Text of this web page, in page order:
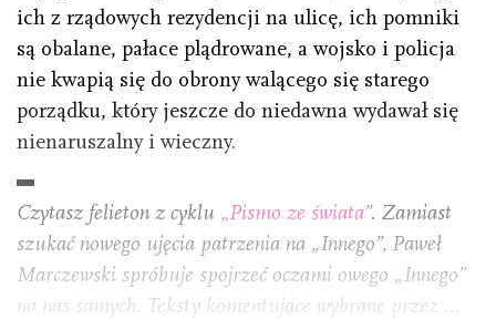
ich z rządowych rezydencji na ulicę, ich pomniki
są obalane, pałace plądrowane, a wojsko i policja
nie kwapią się do obrony walącego się starego
porządku, który jeszcze do niedawna wydawał się
nienaruszalny i wieczny.
Czytasz felieton z cyklu „Pismo ze świata”. Zamiast
szukać nowego ujęcia patrzenia na „Innego”, Paweł
Marczewski spróbuje spojrzeć oczami owego „Innego”
na nas samych. Teksty komentujące wybrane przez …